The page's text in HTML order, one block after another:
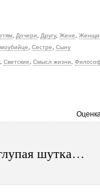
Дочери Другу, Жене
Сестре Сыну
Светские Смысл жизни
шутка…